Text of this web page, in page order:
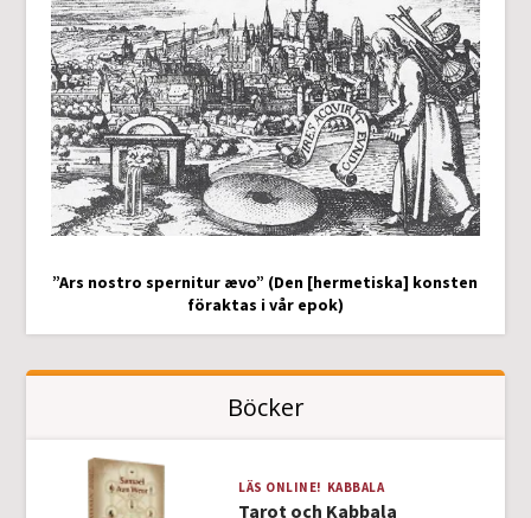
”Ars nostro spernitur ævo” (Den [hermetiska] konsten
föraktas i vår epok)
Böcker
LÄS ONLINE! KABBALA
Tarot och Kabbala